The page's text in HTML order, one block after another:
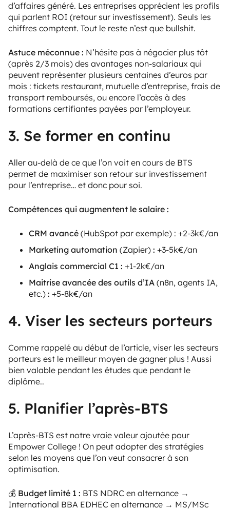
d’affaires généré. Les entreprises apprécient les profils
qui parlent ROI (retour sur investissement). Seuls les
chiffres comptent. Tout le reste n’est que bullshit.
Astuce méconnue : N’hésite pas à négocier plus tôt
(après 2/3 mois) des avantages non-salariaux qui
peuvent représenter plusieurs centaines d’euros par
mois : tickets restaurant, mutuelle d’entreprise, frais de
transport remboursés, ou encore l’accès à des
formations certifiantes payées par l’employeur.
3. Se former en continu
Aller au-delà de ce que l’on voit en cours de BTS
permet de maximiser son retour sur investissement
pour l’entreprise… et donc pour soi.
Compétences qui augmentent le salaire :
CRM avancé (HubSpot par exemple) : +2-3k€/an
Marketing automation (Zapier) : +3-5k€/an
Anglais commercial C1 : +1-2k€/an
Maitrise avancée des outils d’IA (n8n, agents IA,
etc.) : +5-8k€/an
4. Viser les secteurs porteurs
Comme rappelé au début de l’article, viser les secteurs
porteurs est le meilleur moyen de gagner plus ! Aussi
bien valable pendant les études que pendant le
diplôme..
5. Planifier l’après-BTS
L’après-BTS est notre vraie valeur ajoutée pour
Empower College ! On peut adopter des stratégies
selon les moyens que l’on veut consacrer à son
optimisation.
💰 Budget limité 1 : BTS NDRC en alternance →
International BBA EDHEC en alternance → MS/MSc